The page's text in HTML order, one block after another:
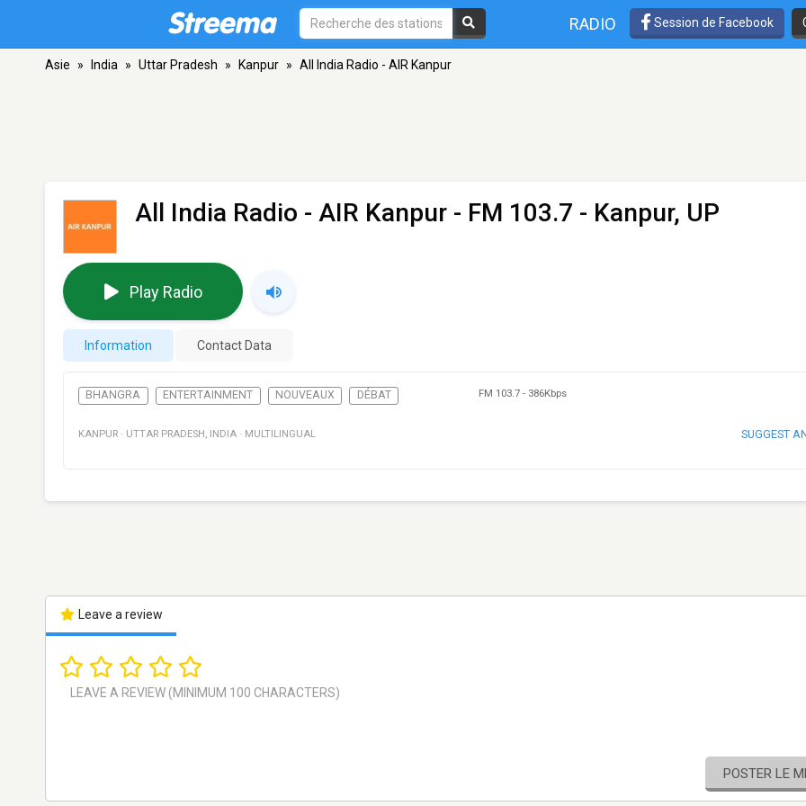
RADIO Session de Facebook
Asie » India » Uttar Pradesh » Kanpur » All India Radio - AIR Kanpur
All India Radio - AIR Kanpur - FM 103.7 - Kanpur, UP
Play Radio
Information Contact Data
BHANGRA ENTERTAINMENT NOUVEAUX DÉBAT FM 103.7 - 386Kbps
KANPUR · UTTAR PRADESH , INDIA · MULTILINGUAL SUGGEST
Leave a review
POSTER LE